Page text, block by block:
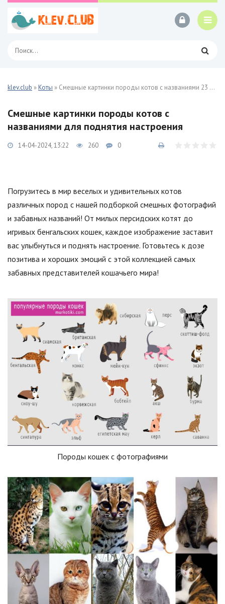
klev.club »Коты » Смешные картинки породы котов с названиями 23 фото
Смешные картинки породы котов с
названиями для поднятия настроения
14-04-2024, 13:22 260 0
Погрузитесь в мир веселых и удивительных котов
различных пород с нашей подборкой смешных фотографий
и забавных названий! От милых персидских котят до
игривых бенгальских кошек, каждое изображение заставит
вас улыбнуться и поднять настроение. Готовьтесь к дозе
позитива и хороших эмоций с этой коллекцией самых
забавных представителей кошачьего мира!
Породы кошек с фотографиями